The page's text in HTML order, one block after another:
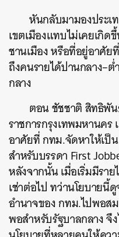
หันกลับมามองประเ
เขตเมืองแทบไม่เคยเกิ
ชานเมือง หรือที่อยู่อาศัย
ถึงคนรายได้ปานกลาง–ต่
กลาง
ตอน ชัชชาติ สิทธิพั
ราชการกรุงเทพมหานค
อาศัยที่ กทม.จัดหาให้เป็น
สำหรับบรรดา First
หลังจากนั้น เมื่อเริ่มมีรา
เช่าต่อไป ทว่านโยบายนี้
อำนาจของ กทม.ไปพอส
พอสำหรับรัฐบาลกลาง จึ